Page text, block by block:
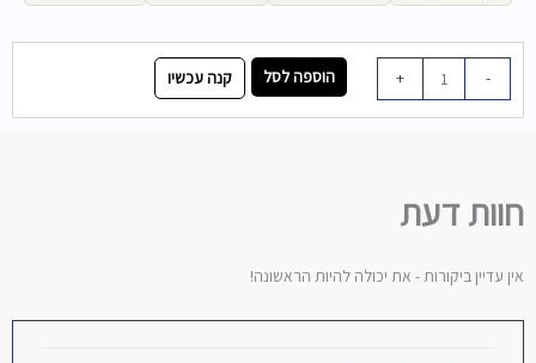
-
כמות
כלים
איפור
+ הוספה לסל קנה עכשיו
חוות דעת
אין עדיין ביקורות - את יכולה להיות הראשונה!